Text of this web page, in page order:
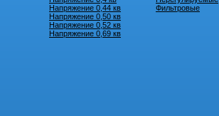
Напряжение 0,44 кв
Напряжение 0,50 кв
Напряжение 0,52 кв
Напряжение 0,69 кв
Фильтровые